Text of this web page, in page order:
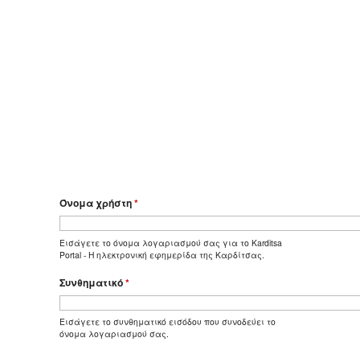
Όνομα χρήστη*
Εισάγετε το όνομα λογαριασμού σας για το Karditsa
Portal - Η ηλεκτρονική εφημερίδα της Καρδίτσας.
Συνθηματικό*
Εισάγετε το συνθηματικό εισόδου που συνοδεύει το
όνομα λογαριασμού σας.